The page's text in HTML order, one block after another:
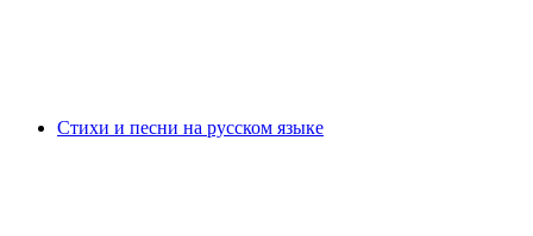
Стихи и песни на русском языке